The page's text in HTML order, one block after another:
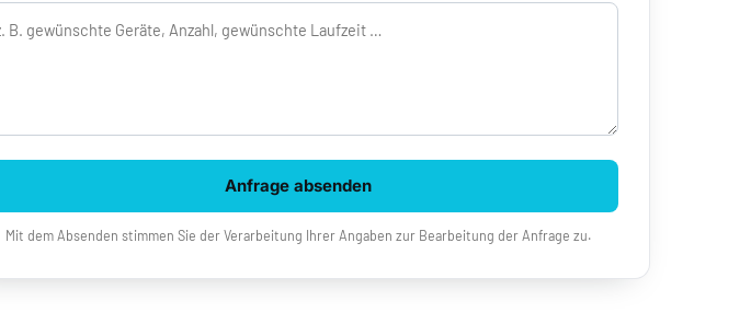
Anfrage absenden
Mit dem Absenden stimmen Sie der Verarbeitung Ihrer Angaben zur Bearbeitung der Anfrage zu.